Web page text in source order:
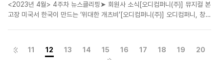
<2023년 4월> 4주차 뉴스클리핑➤ 회원사 소식[오디컴퍼니(주)] 뮤지컬 본
고장 미국서 한국이 만드는 ‘위대한 개츠비’[오디컴퍼니(주)] 오디컴퍼니, 창작
11 12 13 14 15 16 17 18 19 20